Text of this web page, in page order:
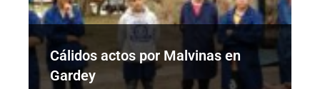
Cálidos actos por Malvinas en
Gardey